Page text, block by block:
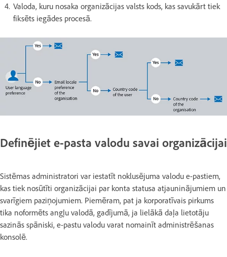
Valoda, kuru nosaka organizācijas valsts kods, kas savukārt tiek
fiksēts iegādes procesā.
Definējiet e-pasta valodu savai organizācijai
Sistēmas administratori var iestatīt noklusējuma valodu e-pastiem,
kas tiek nosūtīti organizācijai par konta statusa atjauninājumiem un
svarīgiem paziņojumiem. Piemēram, pat ja korporatīvais pirkums
tika noformēts angļu valodā, gadījumā, ja lielākā daļa lietotāju
sazinās spāniski, e-pastu valodu varat nomainīt administrēšanas
konsolē.